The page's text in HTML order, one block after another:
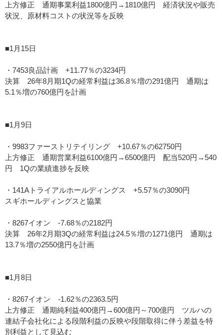
上方修正 通期事業利益1800億円→1810億円 経済状況や販売
状況、原材料コストの状況等を反映
■1月15日
・7453良品計画 +11.77％の3234円
決算 26年8月期1Qの経常利益は36.8％増の291億円 通期は
5.1％増の760億円を計画
■1月9日
・9983ファーストリテイリング +10.67％の62750円
上方修正 通期営業利益6100億円→6500億円 配当520円→540
円 1Qの業績進捗を反映
・141Aトライアルホールディングス +5.57％の3090円
スギホールディングスと協業
・8267イオン -7.68％の2182円
決算 26年2月期3Qの経常利益は24.5％増の1271億円 通期は
13.7％増の2550億円を計画
■1月8日
・8267イオン -1.62％の2363.5円
上方修正 通期純利益400億円→600億円～700億円 ツルハの
連結子会社化による段階利益の反映や段階取得に伴う差益を特
別利益として見込む